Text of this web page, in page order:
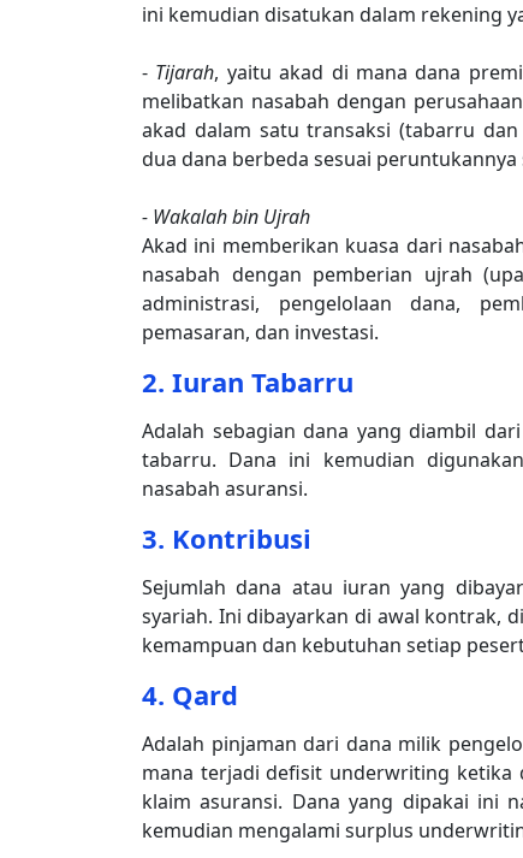
ini kemudian disatukan dalam rekening
- Tijarah, yaitu akad di mana dana
melibatkan nasabah dengan
akad dalam satu transaksi (tabarru
dua dana berbeda sesuai
- Wakalah bin Ujrah
Akad ini memberikan kuasa dari
nasabah dengan pemberian ujrah
administrasi, pengelolaan dana,
pemasaran, dan investasi.
2. Iuran Tabarru
Adalah sebagian dana yang diambil
tabarru. Dana ini kemudian
nasabah asuransi.
3. Kontribusi
Sejumlah dana atau iuran yang
syariah. Ini dibayarkan di awal kontrak,
kemampuan dan kebutuhan setiap
4. Qard
Adalah pinjaman dari dana milik
mana terjadi defisit underwriting
klaim asuransi. Dana yang dipakai ini
kemudian mengalami surplus